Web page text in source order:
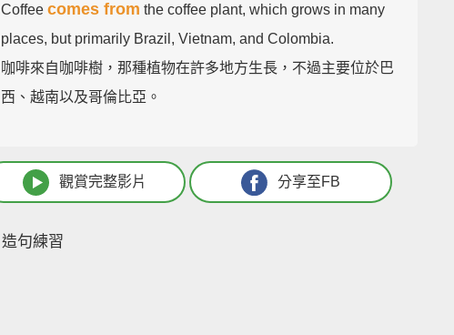
Coffeecomes from the coffee plant, which grows in many
places, but primarily Brazil, Vietnam, and Colombia.
咖啡來自咖啡樹，那種植物在許多地方生長，不過主要位於巴
西、越南以及哥倫比亞。
觀賞完整影片 分享至FB
造句練習